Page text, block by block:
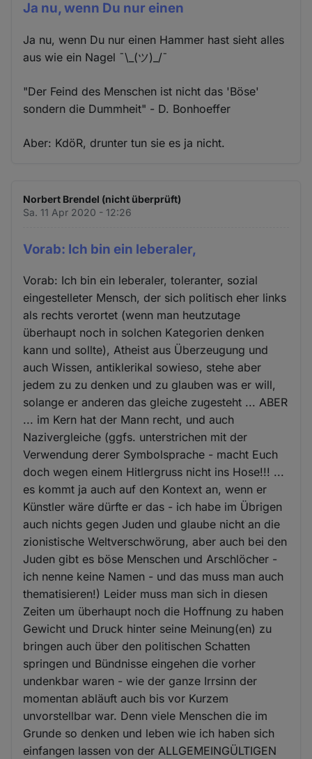
Ja nu, wenn Du nur einen
Ja nu, wenn Du nur einen Hammer hast sieht alles
aus wie ein Nagel ¯\_(ツ)_/¯
"Der Feind des Menschen ist nicht das 'Böse'
sondern die Dummheit" - D. Bonhoeffer
Aber: KdöR, drunter tun sie es ja nicht.
Norbert Brendel (nicht überprüft)
Sa. 11 Apr 2020 - 12:26
Vorab: Ich bin ein leberaler,
Vorab: Ich bin ein leberaler, toleranter, sozial
eingestelleter Mensch, der sich politisch eher links
als rechts verortet (wenn man heutzutage
überhaupt noch in solchen Kategorien denken
kann und sollte), Atheist aus Überzeugung und
auch Wissen, antiklerikal sowieso, stehe aber
jedem zu zu denken und zu glauben was er will,
solange er anderen das gleiche zugesteht ... ABER
... im Kern hat der Mann recht, und auch
Nazivergleiche (ggfs. unterstrichen mit der
Verwendung derer Symbolsprache - macht Euch
doch wegen einem Hitlergruss nicht ins Hose!!! ...
es kommt ja auch auf den Kontext an, wenn er
Künstler wäre dürfte er das - ich habe im Übrigen
auch nichts gegen Juden und glaube nicht an die
zionistische Weltverschwörung, aber auch bei den
Juden gibt es böse Menschen und Arschlöcher -
ich nenne keine Namen - und das muss man auch
thematisieren!) Leider muss man sich in diesen
Zeiten um überhaupt noch die Hoffnung zu haben
Gewicht und Druck hinter seine Meinung(en) zu
bringen auch über den politischen Schatten
springen und Bündnisse eingehen die vorher
undenkbar waren - wie der ganze Irrsinn der
momentan abläuft auch bis vor Kurzem
unvorstellbar war. Denn viele Menschen die im
Grunde so denken und leben wie ich haben sich
einfangen lassen von der ALLGEMEINGÜLTIGEN